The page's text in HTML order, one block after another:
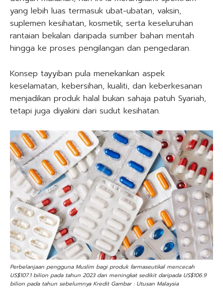
yang lebih luas termasuk ubat-ubatan, vaksin,
suplemen kesihatan, kosmetik, serta keseluruhan
rantaian bekalan daripada sumber bahan mentah
hingga ke proses pengilangan dan pengedaran.
Konsep tayyiban pula menekankan aspek
keselamatan, kebersihan, kualiti, dan keberkesanan
menjadikan produk halal bukan sahaja patuh Syariah,
tetapi juga diyakini dari sudut kesihatan.
Perbelanjaan pengguna Muslim bagi produk farmaseutikal mencecah
US$107.1 bilion pada tahun 2023 dan meningkat sedikit daripada US$106.9
bilion pada tahun sebelumnya Kredit Gambar : Utusan Malaysia